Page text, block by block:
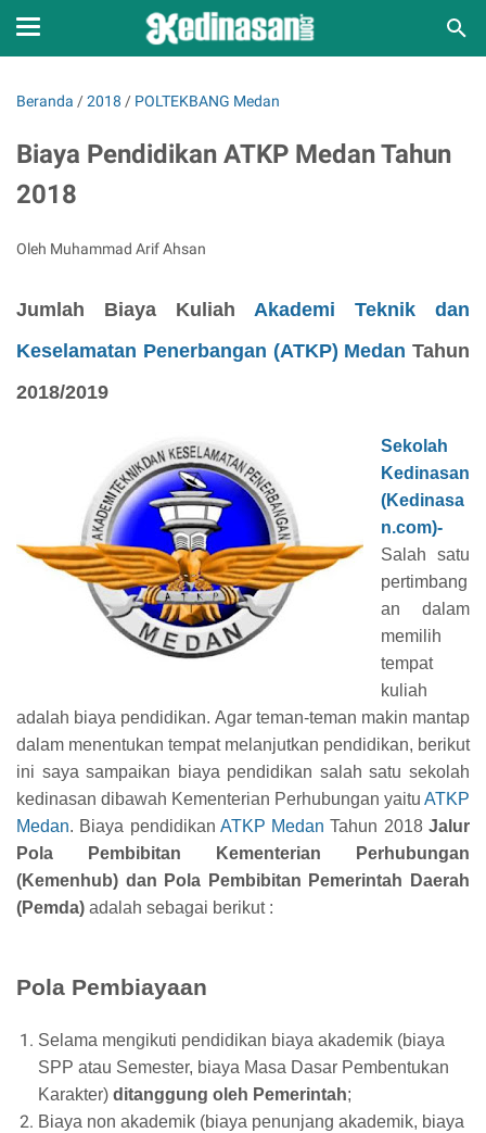
Beranda /2018 / POLTEKBANG Medan
Biaya Pendidikan ATKP Medan Tahun
2018
Oleh Muhammad Arif Ahsan
Jumlah Biaya KuliahAkademi Teknik dan
Keselamatan Penerbangan (ATKP) Medan Tahun
2018/2019
Sekolah
Kedinasan
(Kedinasa
n.com)-
Salah satu
pertimbang
an dalam
memilih
tempat
kuliah
adalah biaya pendidikan. Agar teman-teman makin mantap
dalam menentukan tempat melanjutkan pendidikan, berikut
ini saya sampaikan biaya pendidikan salah satu sekolah
kedinasan dibawah Kementerian Perhubungan yaitu ATKP
Medan. Biaya pendidikan ATKP Medan Tahun 2018Jalur
Pola Pembibitan Kementerian Perhubungan
(Kemenhub) dan Pola Pembibitan Pemerintah Daerah
(Pemda) adalah sebagai berikut :
Pola Pembiayaan
Selama mengikuti pendidikan biaya akademik (biaya
SPP atau Semester, biaya Masa Dasar Pembentukan
Karakter) ditanggung oleh Pemerintah;
Biaya non akademik (biaya penunjang akademik, biaya